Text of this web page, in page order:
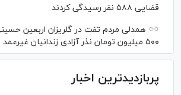
قضایی ۵۸۸ نفر رسیدگی کردند
همدلی مردم تفت در گلریزان اربعین
۵۰۰ میلیون تومان نذر آزادی زندانیان غیرعمد
پربازدیدترین اخبار